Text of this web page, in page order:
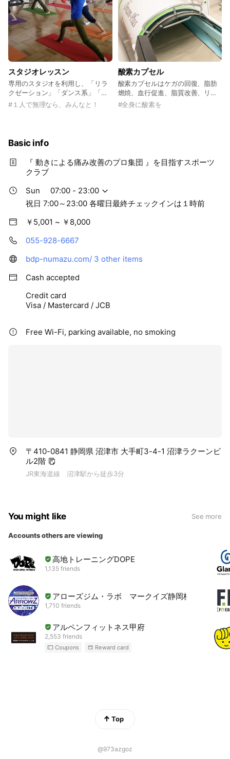
スタジオレッスン
専用のスタジオを利用し、「リラ
クゼーション」「ダンス系」「脂
肪燃焼」「ボディメイク」等のレ
ッスンを実施ています。
#１人で無理なら、みんなと！
酸素カプセル
酸素カプセルはケガの回復、脂肪
燃焼、血行促進、脂質改善、リフ
レッシュ、集中力ＵＰに効果があ
#全身に酸素を
Basic info
『 動きによる痛み改善のプロ集団 』を目指すスポーツ
クラブ
Sun
07:00 - 23:00
祝日 7:00～23:00 各曜日最終チェックインは１時前
￥5,001 ~ ￥8,000
055-928-6667
bdp-numazu.com/ 3 other items
Cash accepted
Credit card
Visa / Mastercard / JCB
Free Wi-Fi, parking available, no smoking
〒410-0841 静岡県 沼津市 大手町3-4-1 沼津ラクーンビ
ル2階
JR東海道線 沼津駅から徒歩3分
You might like See more
Accounts others are viewing
高地トレーニングDOPE
1,135 friends
アローズジム・ラボ マークイズ静岡校
1,710 friends
アルペンフィットネス甲府
2,553 friends
Coupons Reward card
Top
@973azgoz